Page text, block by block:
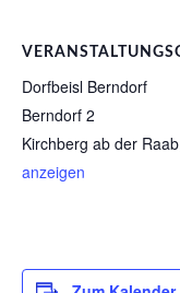
Dorfbeisl Berndorf
Berndorf 2
Kirchberg ab der Raab
anzeigen